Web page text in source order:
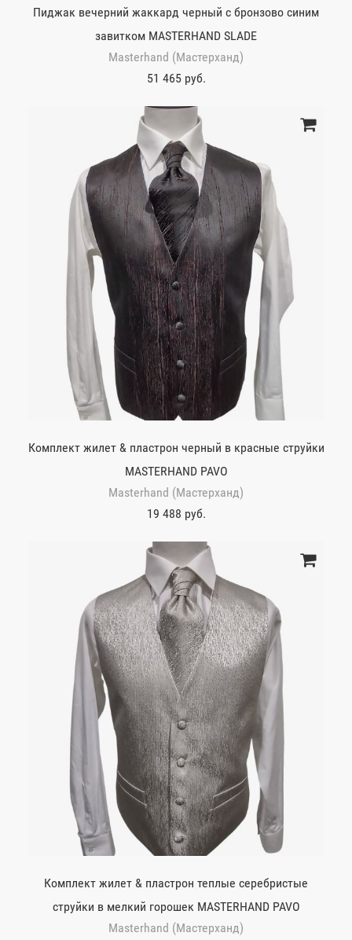
Пиджак вечерний жаккард черный с бронзово синим
завитком MASTERHAND SLADE
Masterhand (Мастерханд)
51 465 руб.
Комплект жилет & пластрон черный в красные струйки
MASTERHAND PAVO
Masterhand (Мастерханд)
19 488 руб.
Комплект жилет & пластрон теплые серебристые
струйки в мелкий горошек MASTERHAND PAVO
Masterhand (Мастерханд)